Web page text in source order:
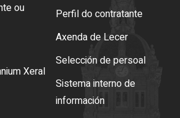
ou
Xeral
Perfil do contratante
Axenda de Lecer
Selección de persoal
Sistema interno de
información